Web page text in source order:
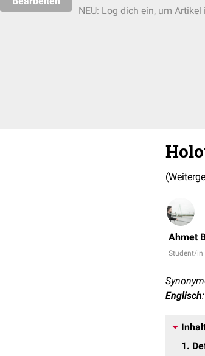
NEU: Log dich ein, um
Ahmet
Student/in
Englisch
1